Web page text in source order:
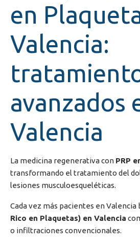
en
Valencia:
avanzados
Valencia
La medicina regenerativa con PRP
transformando el tratamiento del
lesiones musculoesqueléticas.
Cada vez más pacientes enValencia
Rico en Plaquetas) en Valencia
o infiltraciones convencionales.